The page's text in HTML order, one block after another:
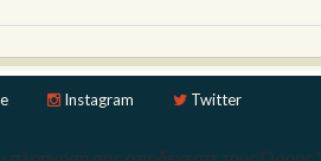
Instagram Twitter